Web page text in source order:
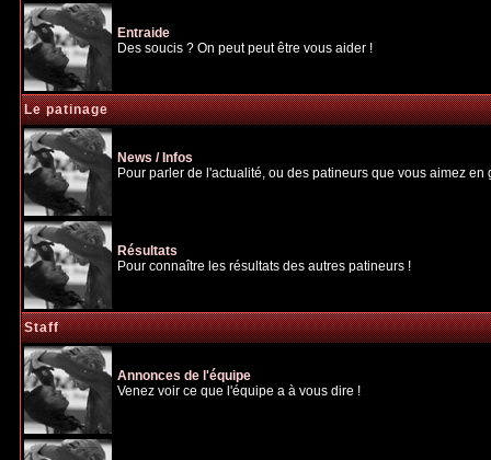
Entraide
Des soucis ? On peut peut être vous aider !
Le patinage
News / Infos
Pour parler de l'actualité, ou des patineurs que vous aimez
Résultats
Pour connaître les résultats des autres patineurs !
Staff
Annonces de l'équipe
Venez voir ce que l'équipe a à vous dire !